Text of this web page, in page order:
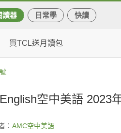
讀器 日常學 快讀
買TCL送月讀包
空中美語 2023
： AMC空中美語